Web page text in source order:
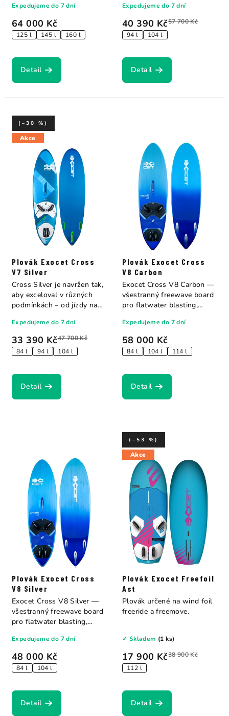
64 000 Kč
125 l 145 l 160 l
Expedujeme do 7 dní
Detail
40 390 Kč57 700 Kč
94 l
104 l
Expedujeme do 7 dní
Detail
Akce
Plovák Exocet Cross
V7 Silver
33 390 Kč47 700 Kč
(–30 %)
84 l 94 l 104 l
Expedujeme do 7 dní
Detail
Cross Silver je navržen tak,
aby exceloval v různých
podmínkách – od jízdy na
Plovák Exocet Cross
V8 Carbon
58 000 Kč
84 l 104 l 114 l
Expedujeme do 7 dní
Detail
Exocet Cross V8 Carbon —
všestranný freewave board
pro flatwater blasting,
Plovák Exocet Cross
V8 Silver
48 000 Kč
84 l 104 l
Expedujeme do 7 dní
Detail
Exocet Cross V8 Silver —
všestranný freewave board
pro flatwater blasting,
Akce
Plovák Exocet Freefoil
Ast
17 900 Kč38 900 Kč
(–53 %)
112 l
✓ Skladem (1 ks)
Detail
Plovák určené na wind foil
freeride a freemove.